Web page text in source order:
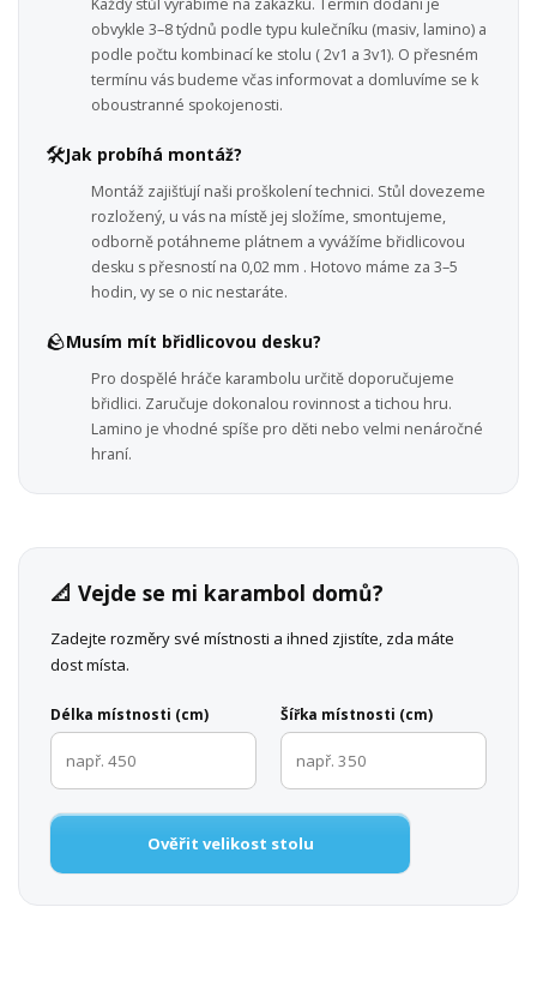
Každý stůl vyrábíme na zakázku. Termín dodání je
obvykle 3–8 týdnů podle typu kulečníku (masiv, lamino) a
podle počtu kombinací ke stolu ( 2v1 a 3v1). O přesném
termínu vás budeme včas informovat a domluvíme se k
oboustranné spokojenosti.
🛠️Jak probíhá montáž?
Montáž zajišťují naši proškolení technici. Stůl dovezeme
rozložený, u vás na místě jej složíme, smontujeme,
odborně potáhneme plátnem a vyvážíme břidlicovou
desku s přesností na 0,02 mm . Hotovo máme za 3–5
hodin, vy se o nic nestaráte.
🪨Musím mít břidlicovou desku?
Pro dospělé hráče karambolu určitě doporučujeme
břidlici. Zaručuje dokonalou rovinnost a tichou hru.
Lamino je vhodné spíše pro děti nebo velmi nenáročné
hraní.
📐 Vejde se mi karambol domů?
Zadejte rozměry své místnosti a ihned zjistíte, zda máte
dost místa.
Délka místnosti (cm) Šířka místnosti (cm)
Ověřit velikost stolu